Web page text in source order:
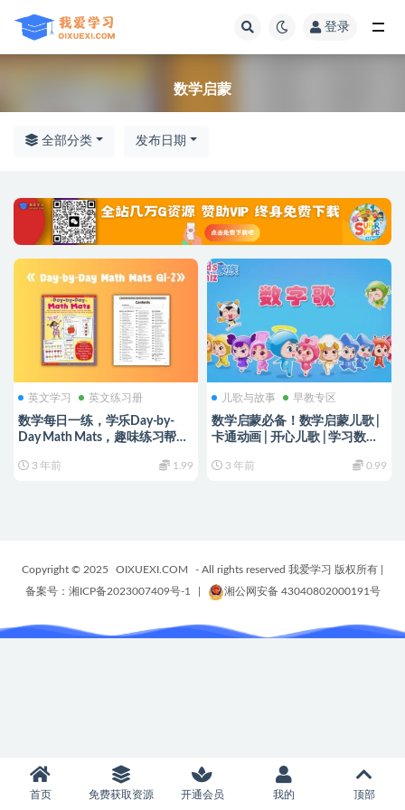
登录
数学启蒙
全部分类 发布日期
英文学习 英文练习册
数学每日一练，学乐Day-by-
Day Math Mats，趣味练习帮助
【YA0023】
3 年前 1.99
儿歌与故事 早教专区
数学启蒙必备！数学启蒙儿歌 |
卡通动画 | 开心儿歌 | 学习数学 -
3 年前 0.99
Copyright © 2025 OIXUEXI.COM - All rights reserved 我爱学习 版权所有
备案号：湘ICP备2023007409号-1
湘公网安备 43040802000191号
首页 免费获取资源 开通会员 我的 顶部